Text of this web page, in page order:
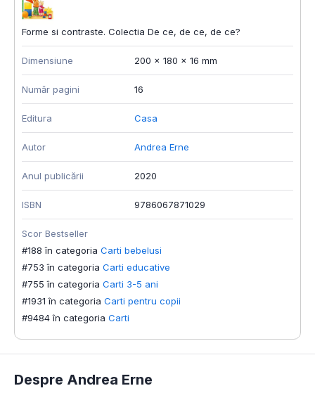
Forme si contraste. Colectia De ce, de ce, de ce?
Dimensiune 200 x 180 x 16 mm
Număr pagini 16
Editura Casa
Autor Andrea Erne
Anul publicării 2020
ISBN 9786067871029
Scor Bestseller
#188 în categoria Carti bebelusi
#753 în categoria Carti educative
#755 în categoria Carti 3-5 ani
#1931 în categoria Carti pentru copii
#9484 în categoria Carti
Despre Andrea Erne